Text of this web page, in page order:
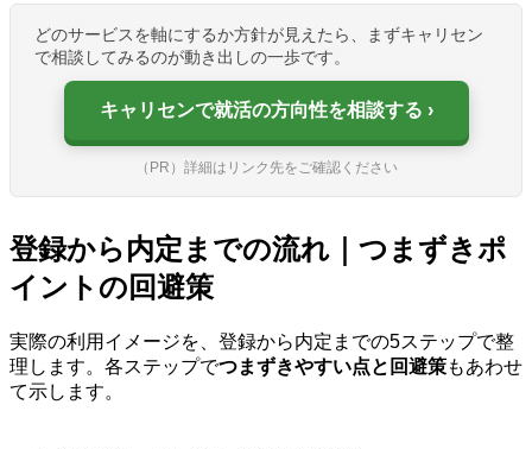
どのサービスを軸にするか方針が見えたら、まずキャリセン
で相談してみるのが動き出しの一歩です。
キャリセンで就活の方向性を相談する
（PR）詳細はリンク先をご確認ください
登録から内定までの流れ｜つまずきポ
イントの回避策
実際の利用イメージを、登録から内定までの5ステップで整
理します。各ステップでつまずきやすい点と回避策もあわせ
て示します。